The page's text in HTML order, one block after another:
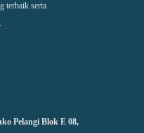
terbaik serta
Pelangi Blok E 08,